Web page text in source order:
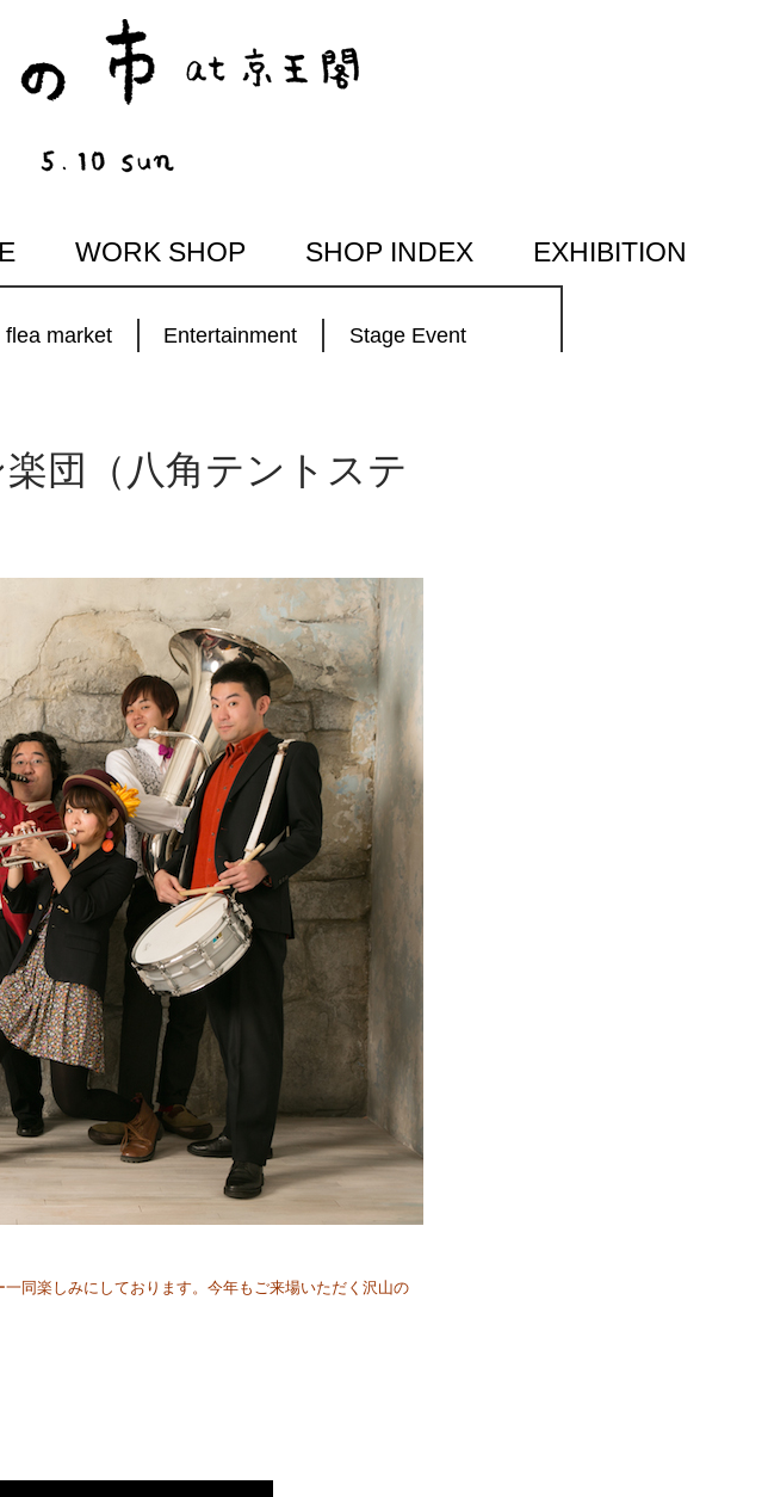
WORK SHOP SHOP INDEX EXHIBITION
flea market Entertainment Stage Event
団（八角テントステ
同楽しみにしております。今年もご来場いただく沢山の